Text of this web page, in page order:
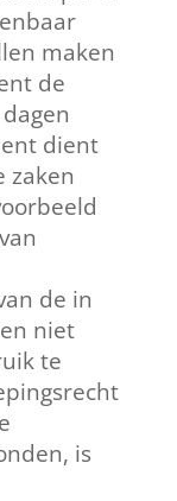
maken
de
dient
zaken
de in
niet
te
is